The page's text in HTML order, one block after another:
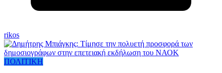
rikos
ΠΟΛΙΤΙΚΗ